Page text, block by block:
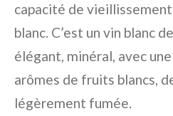
capacité de
blanc. C’est un vin blanc
élégant, minéral, avec
arômes de fruits blancs,
légèrement fumée.